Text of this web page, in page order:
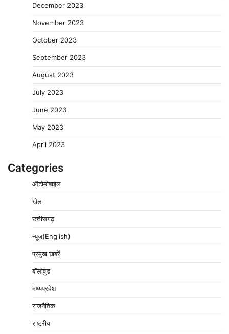
December 2023
November 2023
October 2023
September 2023
August 2023
July 2023
June 2023
May 2023
April 2023
Categories
ऑटोमोबाइल
खेल
छत्तीसगढ़
न्यूज़(English)
प्रमुख खबरें
बॉलीवुड
मध्यप्रदेश
राजनैतिक
राष्ट्रीय